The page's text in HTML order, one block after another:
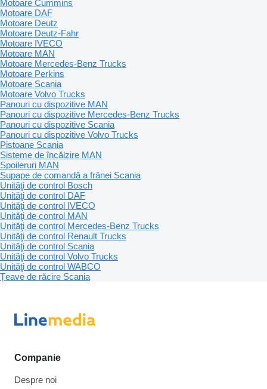
Motoare Cummins
Motoare DAF
Motoare Deutz
Motoare Deutz-Fahr
Motoare IVECO
Motoare MAN
Motoare Mercedes-Benz Trucks
Motoare Perkins
Motoare Scania
Motoare Volvo Trucks
Panouri cu dispozitive MAN
Panouri cu dispozitive Mercedes-Benz Trucks
Panouri cu dispozitive Scania
Panouri cu dispozitive Volvo Trucks
Pistoane Scania
Sisteme de încălzire MAN
Spoileruri MAN
Supape de comandă a frânei Scania
Unităţi de control Bosch
Unităţi de control DAF
Unităţi de control IVECO
Unităţi de control MAN
Unităţi de control Mercedes-Benz Trucks
Unităţi de control Renault Trucks
Unităţi de control Scania
Unităţi de control Volvo Trucks
Unităţi de control WABCO
Țeave de răcire Scania
Companie
Despre noi